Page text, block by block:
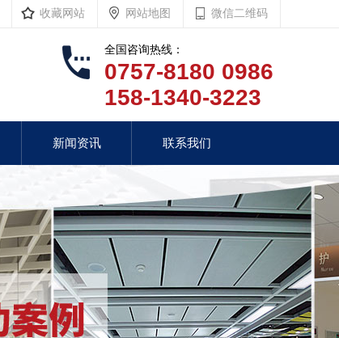
收藏网站 网站地图 微信二维码
全国咨询热线：
0757-8180 0986
158-1340-3223
新闻资讯 联系我们